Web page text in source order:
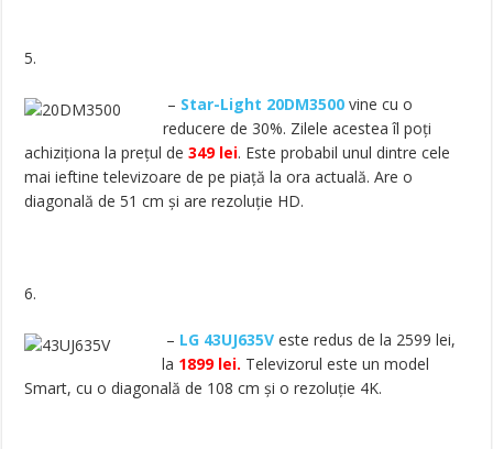
5.
– Star-Light 20DM3500 vine cu o
reducere de 30%. Zilele acestea îl poți
achiziționa la prețul de349 lei. Este probabil unul dintre cele
mai ieftine televizoare de pe piață la ora actuală. Are o
diagonală de 51 cm și are rezoluție HD.
6.
– LG 43UJ635V este redus de la 2599 lei,
la 1899 lei. Televizorul este un model
Smart, cu o diagonală de 108 cm și o rezoluție 4K.